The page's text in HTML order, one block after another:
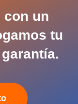
con un
tu